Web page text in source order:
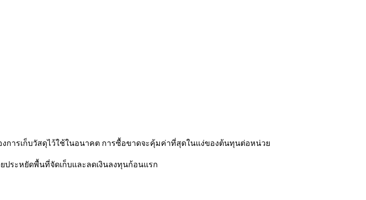
การเก็บวัสดุไว้ใช้ในอนาคต การซื้อขาดจะคุ้มค่าที่สุดในแง่ของต้นทุนต่อหน่วย
ประหยัดพื้นที่จัดเก็บและลดเงินลงทุนก้อนแรก